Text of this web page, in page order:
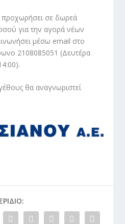
προχωρήσει σε δωρεά
για την αγορά νέων
μέσω email στο
‪2108085051‬ (‪Δευτέρα
θα αναγνωριστεί